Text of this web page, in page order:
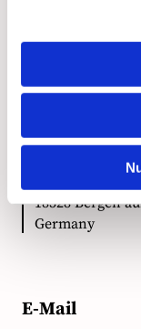
Ökumenische
18528 Bergen
Germany
E-Mail